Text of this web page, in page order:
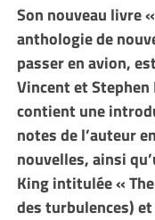
Son nouveau livre
anthologie de
passer en avion,
Vincent et
contient une
notes de l’auteur
nouvelles, ainsi
King intitulée «
des turbulences)